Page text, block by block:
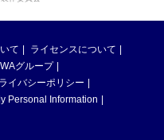
て
ライセンスについて
グループ
イバシーポリシー
Personal Information